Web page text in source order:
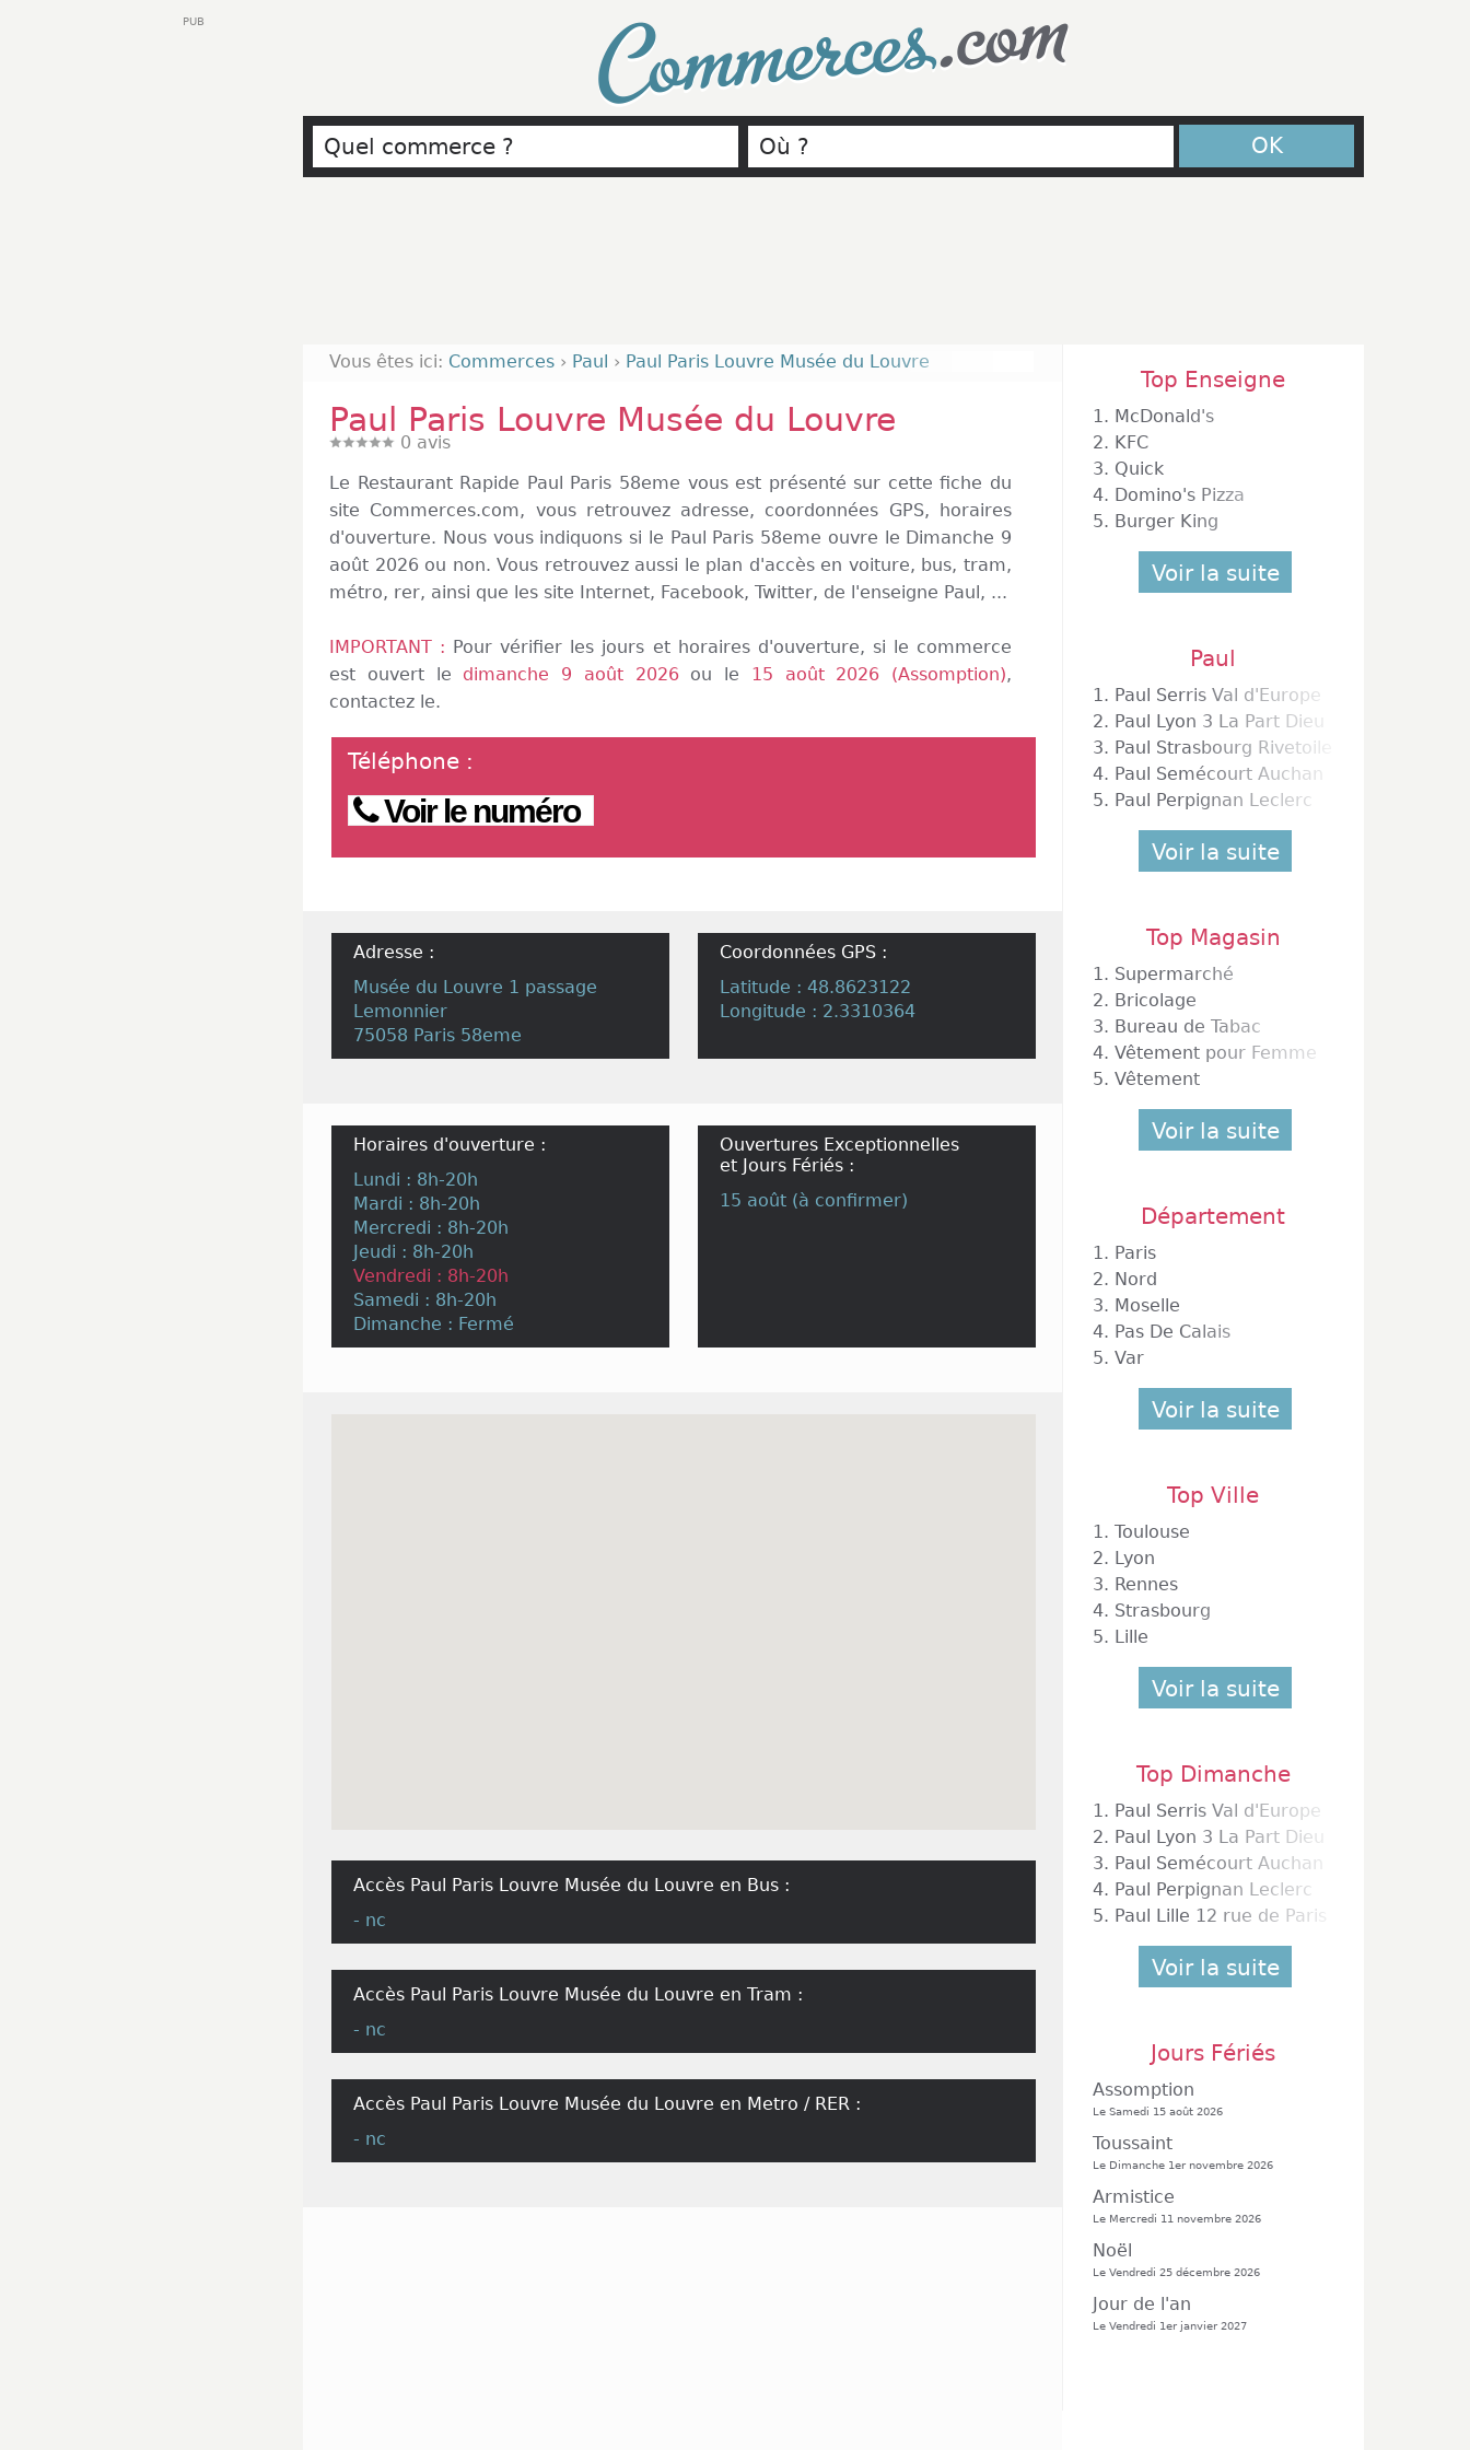
Commerces.com
OK
Vous êtes ici: Commerces › Paul › Paul Paris Louvre Musée du Louvre
Paul Paris Louvre Musée du Louvre
0 avis
Le Restaurant Rapide Paul Paris 58eme vous est présenté sur cette fiche du
site Commerces.com, vous retrouvez adresse, coordonnées GPS, horaires
d'ouverture. Nous vous indiquons si le Paul Paris 58eme ouvre le Dimanche 9
août 2026 ou non. Vous retrouvez aussi le plan d'accès en voiture, bus, tram,
métro, rer, ainsi que les site Internet, Facebook, Twitter, de l'enseigne Paul, ...
IMPORTANT : Pour vérifier les jours et horaires d'ouverture, si le commerce
est ouvert le dimanche 9 août 2026ou le 15 août 2026 (Assomption),
contactez le.
Téléphone :
Voir le numéro
Adresse :
Musée du Louvre 1 passage
Lemonnier
75058 Paris 58eme
Coordonnées GPS :
Latitude : 48.8623122
Longitude : 2.3310364
Horaires d'ouverture :
Lundi : 8h-20h
Mardi : 8h-20h
Mercredi : 8h-20h
Jeudi : 8h-20h
Vendredi : 8h-20h
Samedi : 8h-20h
Dimanche : Fermé
Ouvertures Exceptionnelles
et Jours Fériés :
15 août (à confirmer)
Accès Paul Paris Louvre Musée du Louvre en Bus :
- nc
Accès Paul Paris Louvre Musée du Louvre en Tram :
- nc
Accès Paul Paris Louvre Musée du Louvre en Metro / RER :
- nc
Top Enseigne
1. McDonald's
2. KFC
3. Quick
4. Domino's Pizza
5. Burger King
Voir la suite
Paul
1. Paul Serris Val d'Europe
2. Paul Lyon 3 La Part Dieu
3. Paul Strasbourg Rivetoile
4. Paul Semécourt Auchan
5. Paul Perpignan Leclerc
Voir la suite
Top Magasin
1. Supermarché
2. Bricolage
3. Bureau de Tabac
4. Vêtement pour Femme
5. Vêtement
Voir la suite
Département
1. Paris
2. Nord
3. Moselle
4. Pas De Calais
5. Var
Voir la suite
Top Ville
1. Toulouse
2. Lyon
3. Rennes
4. Strasbourg
5. Lille
Voir la suite
Top Dimanche
1. Paul Serris Val d'Europe
2. Paul Lyon 3 La Part Dieu
3. Paul Semécourt Auchan
4. Paul Perpignan Leclerc
5. Paul Lille 12 rue de Paris
Voir la suite
Jours Fériés
Assomption
Le Samedi 15 août 2026
Toussaint
Le Dimanche 1er novembre 2026
Armistice
Le Mercredi 11 novembre 2026
Noël
Le Vendredi 25 décembre 2026
Jour de l'an
Le Vendredi 1er janvier 2027
PUB